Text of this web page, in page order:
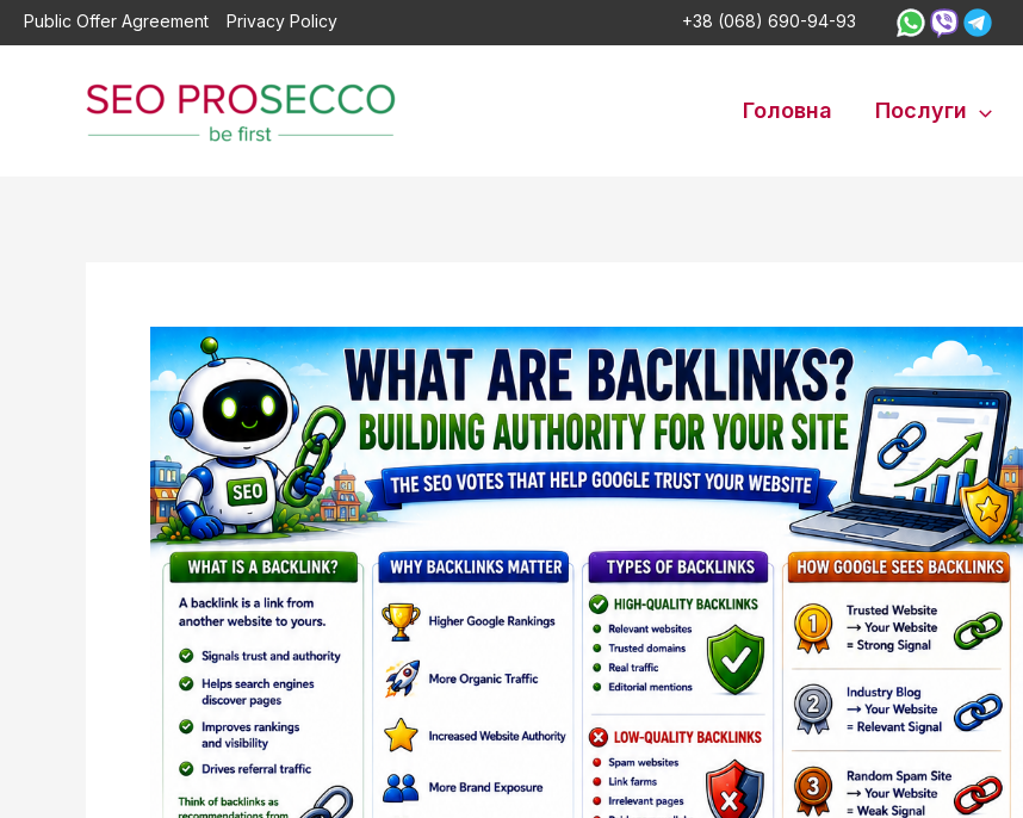
Перейти
Public Offer Agreement Privacy Policy +38 (068) 690-94-93
Головна Послуги